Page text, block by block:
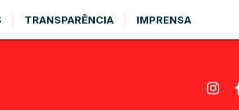
TRANSPARÊNCIA IMPRENSA